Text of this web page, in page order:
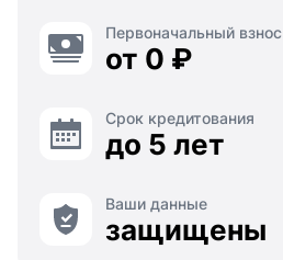
Первоначальный взнос
от 0 ₽
Срок кредитования
до 5 лет
Ваши данные
защищены